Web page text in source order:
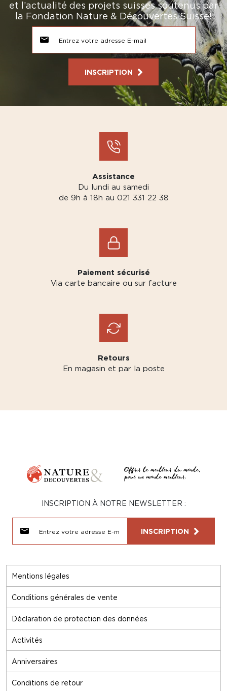
et l’actualité des projets suisses soutenus par
la Fondation Nature & Découvertes Suisse!
INSCRIPTION
Assistance
Du lundi au samedi
de 9h à 18h au 021 331 22 38
Paiement sécurisé
Via carte bancaire ou sur facture
Retours
En magasin et par la poste
Mentions légales
Conditions générales de vente
Déclaration de protection des données
Activités
Anniversaires
Conditions de retour
INSCRIPTION À NOTRE NEWSLETTER :
INSCRIPTION